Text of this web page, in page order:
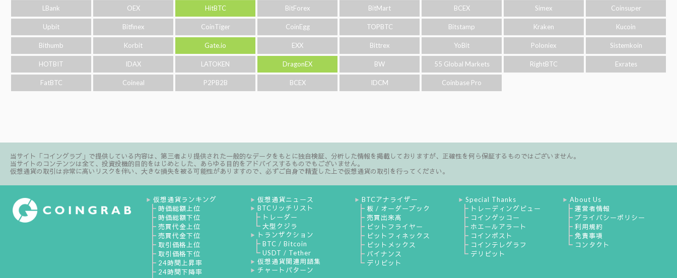
LBank OEX HitBTC BitForex BitMart BCEX Simex Coinsuper
Upbit Bitfinex CoinTiger CoinEgg TOPBTC Bitstamp Kraken Kucoin
Bithumb Korbit Gate.io EXX Bittrex YoBit Poloniex Sistemkoin
HOTBIT IDAX LATOKEN DragonEX BW 55 Global Markets RightBTC Exrates
FatBTC Coineal P2PB2B BCEX IDCM Coinbase Pro
当サイト「コイングラブ」で提供している内容は、第三者より提供された一般的なデータをもとに独自検証、分析した情報を掲載しておりますが、正確性を何ら保証するものではございません。
当サイトのコンテンツは全て、投資投機的目的をはじめとした、あらゆる目的をアドバイスするものでもございません。
仮想通貨の取引は非常に高いリスクを伴い、大きな損失を被る可能性がありますので、必ずご自身で精査した上で仮想通貨の取引を行ってください。
▶ 仮想通貨ランキング
┣ 時価総額上位
┣ 時価総額下位
┣ 売買代金上位
┣ 売買代金下位
┣ 取引価格上位
┣ 取引価格下位
┣ 24時間上昇率
┣ 24時間下降率
▶ 仮想通貨ニュース
▶ BTCリッチリスト
┣ トレーダー
┗ 大型クジラ
▶ トランザクション
┣ BTC / Bitcoin
┗ USDT / Tether
▶ 仮想通貨関連用語集
▶ チャートパターン
▶ BTCアナライザー
┣ 板 / オーダーブック
┣ 売買出来高
┣ ビットフライヤー
┣ ビットフィネックス
┣ ビットメックス
┣ バイナンス
┗ デリビット
▶ Special Thanks
┣ トレーディングビュー
┣ コインゲッコー
┣ ホエールアラート
┣ コインポスト
┣ コインテレグラフ
┗ デリビット
▶ About Us
┣ 運営者情報
┣ プライバシーポリシー
┣ 利用規約
┣ 免責事項
┗ コンタクト